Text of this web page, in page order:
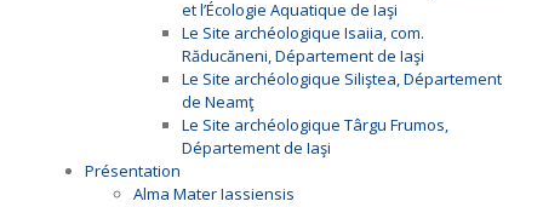
et l’Écologie Aquatique de Iaşi
Le Site archéologique Isaiia, com.
Răducăneni, Département de Iaşi
Le Site archéologique Siliştea, Département
de Neamţ
Le Site archéologique Târgu Frumos,
Département de Iaşi
Présentation
Alma Mater Iassiensis